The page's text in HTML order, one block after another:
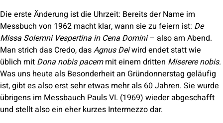
Die erste Änderung ist die Uhrzeit: Bereits der Name im
Messbuch von 1962 macht klar, wann sie zu feiern ist: De
Missa Solemni Vespertina in Cena Domini– also am Abend.
Man strich das Credo, dasAgnus Deiwird endet statt wie
üblich mit Dona nobis pacemmit einem dritten Miserere nobis.
Was uns heute als Besonderheit an Gründonnerstag geläufig
ist, gibt es also erst sehr etwas mehr als 60 Jahren. Sie wurde
übrigens im Messbauch Pauls VI. (1969) wieder abgeschafft
und stellt also ein eher kurzes Intermezzo dar.